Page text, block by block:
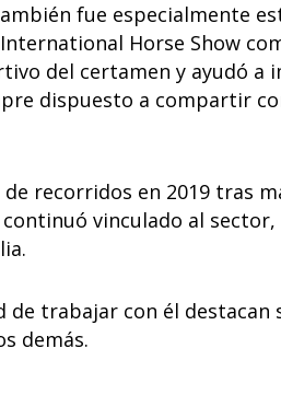
fue especialmente
Horse Show
del certamen y ayudó a
dispuesto a compartir
recorridos en 2019 tras
vinculado al
trabajar con él
demás.